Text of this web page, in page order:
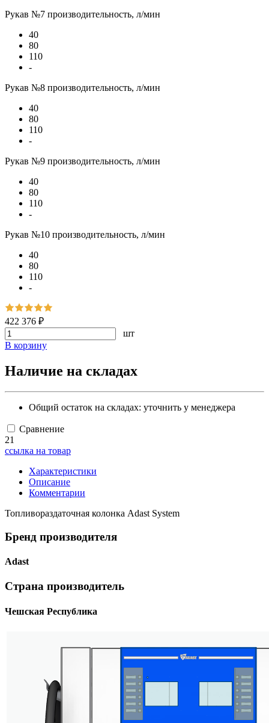
Рукав №7 производительность, л/мин
40
80
110
-
Рукав №8 производительность, л/мин
40
80
110
-
Рукав №9 производительность, л/мин
40
80
110
-
Рукав №10 производительность, л/мин
40
80
110
-
422 376 ₽
шт
В корзину
Наличие на складах
Общий остаток на складах: уточнить у менеджера
Сравнение
21
ссылка на товар
Характеристики
Описание
Комментарии
Топливораздаточная колонка Adast System
Бренд производителя
Adast
Страна производитель
Чешская Республика